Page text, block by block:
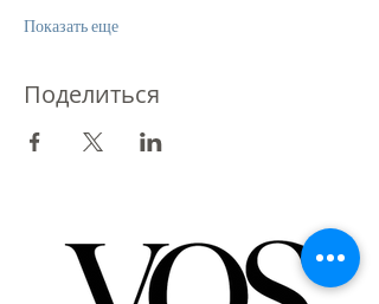
Показать еще
Поделиться